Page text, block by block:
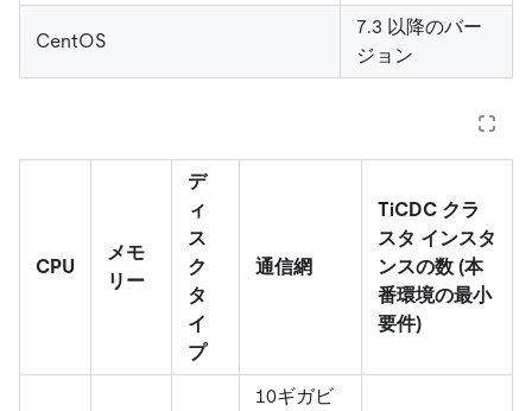
CentOS
7.3 以降のバー
ジョン
CPU
メモ
リー
デ
ィ
ス
ク
タ
イ
プ
通信網
TiCDC クラ
スタ インスタ
ンスの数 (本
番環境の最小
要件)
10ギガビ